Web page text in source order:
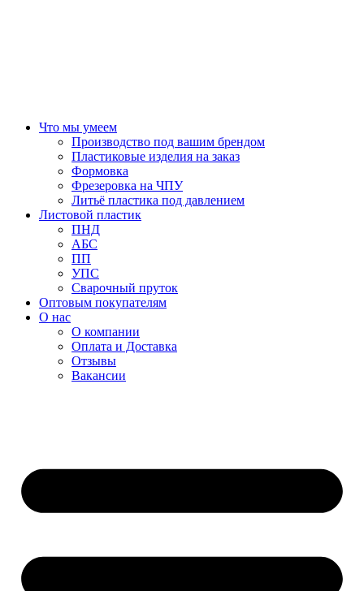
Что мы умеем
Производство под вашим брендом
Пластиковые изделия на заказ
Формовка
Фрезеровка на ЧПУ
Литьё пластика под давлением
Листовой пластик
ПНД
АБС
ПП
УПС
Сварочный пруток
Оптовым покупателям
О нас
О компании
Оплата и Доставка
Отзывы
Вакансии